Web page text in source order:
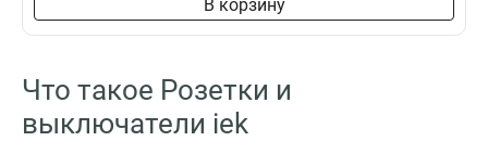
В корзину
Что такое Розетки и
выключатели iek